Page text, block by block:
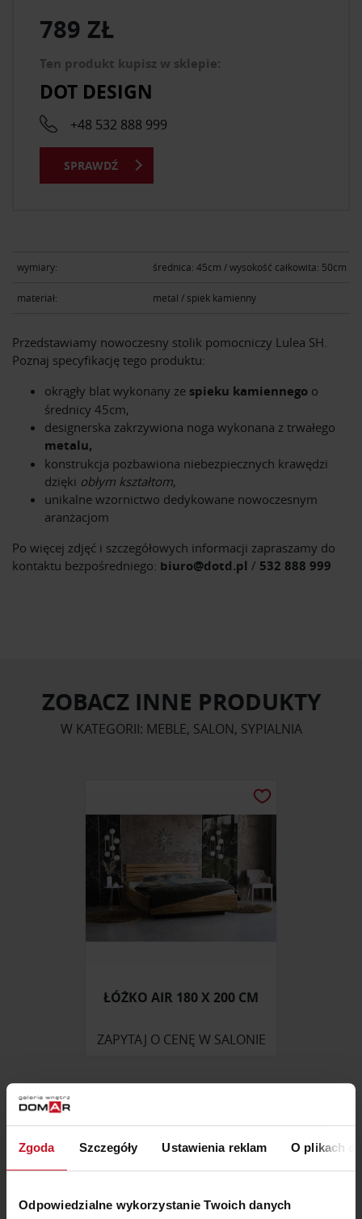
Zgoda Szczegóły Ustawienia reklam O plikach
Odpowiedzialne wykorzystanie Twoich danych
wymiary: średnica: 45cm / wysokość całkowita: 50cm
materiał: metal / spiek kamienny
Przedstawiamy nowoczesny stolik pomocniczy Lulea SH.
Poznaj specyfikację tego produktu:
okrągły blat wykonany ze spieku kamiennego o
średnicy 45cm,
designerska zakrzywiona noga wykonana z trwałego
metalu,
konstrukcja pozbawiona niebezpiecznych krawędzi
dzięki obłym kształtom,
unikalne wzornictwo dedykowane nowoczesnym
aranżacjom
Po więcej zdjęć i szczegółowych informacji zapraszamy do
kontaktu bezpośredniego: biuro@dotd.pl / 532 888 999
789 ZŁ
Ten produkt kupisz w sklepie:
DOT DESIGN
+48 532 888 999
SPRAWDŹ
ZOBACZ INNE PRODUKTY
W KATEGORII: MEBLE, SALON, SYPIALNIA
ŁÓŻKO AIR 180 X 200 CM
ZAPYTAJ O CENĘ W SALONIE